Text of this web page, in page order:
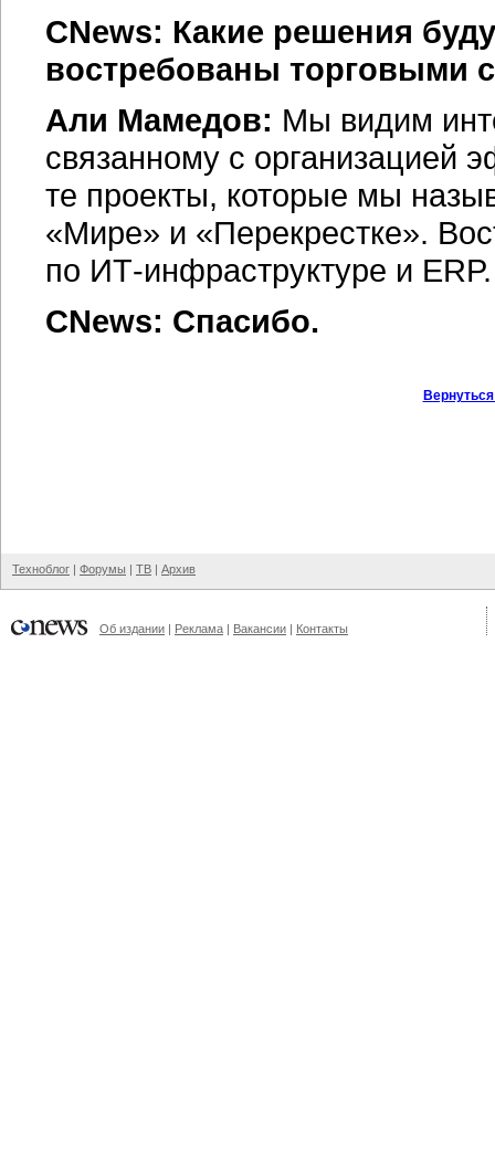
CNews: Какие решения
востребованы торговыми
Али Мамедов: Мы видим
связанному с
те проекты, которые мы
«Мире» и «Перекрестке».
по ИТ-инфраструктуре и ERP.
CNews: Спасибо.
Техноблог | Форумы | ТВ | Архив
Об издании | Реклама | Вакансии | Контакты